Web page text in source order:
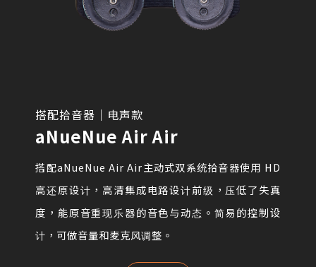
搭配拾音器｜电声款
aNueNue Air Air
搭配aNueNue Air Air主动式双系统拾音器使用 HD
高还原设计，高清集成电路设计前级，压低了失真
度，能原音重现乐器的音色与动态。简易的控制设
计，可做音量和麦克风调整。